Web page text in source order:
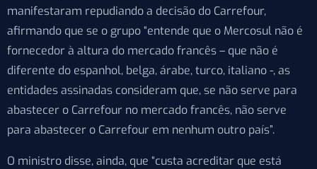
manifestaram repudiando a decisão do Carrefour,
afirmando que se o grupo “entende que o Mercosul não é
fornecedor à altura do mercado francês – que não é
diferente do espanhol, belga, árabe, turco, italiano -, as
entidades assinadas consideram que, se não serve para
abastecer o Carrefour no mercado francês, não serve
para abastecer o Carrefour em nenhum outro país”.
O ministro disse, ainda, que “custa acreditar que está